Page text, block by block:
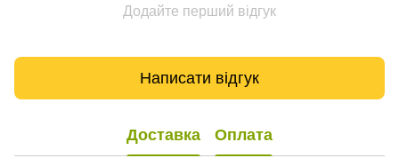
Додайте перший відгук
Написати відгук
Доставка Оплата